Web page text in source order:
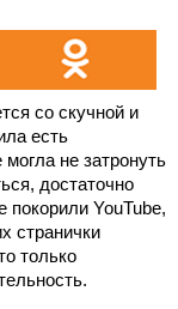
со скучной и
есть
не затронуть
достаточно
покорили YouTube,
странички
только